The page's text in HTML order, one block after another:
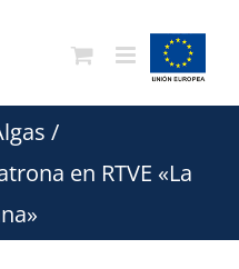
/
en RTVE «La